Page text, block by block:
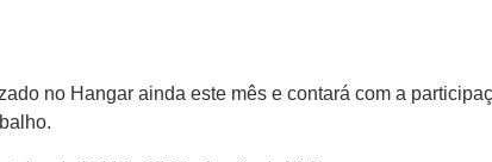
no Hangar ainda este mês e contará com a